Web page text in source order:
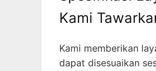
Kami
Kami memberikan
dapat disesuaikan